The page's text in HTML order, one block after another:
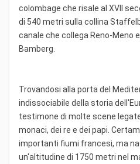
colombage che risale al XVII
di 540 metri sulla collina
canale che collega Reno-Meno
Bamberg.
Trovandosi alla porta del
indissociabile della storia
testimone di molte scene
monaci, dei re e dei papi.
importanti fiumi francesi, ma
un'altitudine di 1750 metri nel